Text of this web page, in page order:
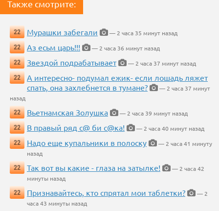
Также смотрите:
22 Мурашки забегали
— 2 часа 35 минут назад
22
Аз есьм царь!!!
— 2 часа 36 минут назад
22
Звездой подрабатывает
— 2 часа 37 минут назад
22
А интересно- подумал ежик- если лошадь ляжет
спать, она захлебнется в тумане?
— 2 часа 37 минут
назад
22
Вьетнамская Золушка
— 2 часа 39 минут назад
22
В правый ряд с@ би с@ка!
— 2 часа 40 минут назад
22
Надо еще купальники в полоску
— 2 часа 41 минуту
назад
22
Так вот вы какие - глаза на затылке!
— 2 часа 42
минуты назад
22
Признавайтесь, кто спрятал мои таблетки?
— 2
часа 43 минуты назад